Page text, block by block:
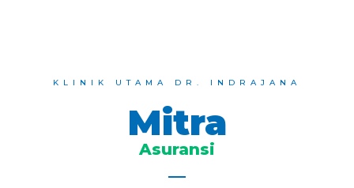
KLINIK UTAMA DR. INDRAJANA
Mitra
Asuransi